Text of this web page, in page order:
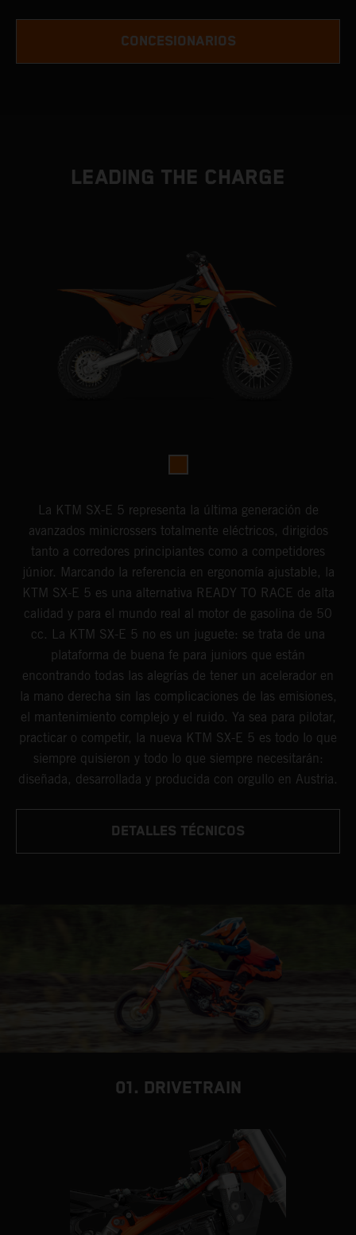
CONCESIONARIOS
LEADING THE CHARGE
La KTM SX-E 5 representa la última generación de
avanzados minicrossers totalmente eléctricos, dirigidos
tanto a corredores principiantes como a competidores
júnior. Marcando la referencia en ergonomía ajustable, la
KTM SX-E 5 es una alternativa READY TO RACE de alta
calidad y para el mundo real al motor de gasolina de 50
cc. La KTM SX-E 5 no es un juguete: se trata de una
plataforma de buena fe para juniors que están
encontrando todas las alegrías de tener un acelerador en
la mano derecha sin las complicaciones de las emisiones,
el mantenimiento complejo y el ruido. Ya sea para pilotar,
practicar o competir, la nueva KTM SX-E 5 es todo lo que
siempre quisieron y todo lo que siempre necesitarán:
diseñada, desarrollada y producida con orgullo en Austria.
DETALLES TÉCNICOS
01. DRIVETRAIN